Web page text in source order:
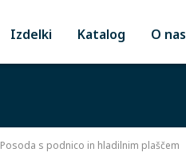
Izdelki Katalog O nas
Posoda s podnico in hladilnim plaščem